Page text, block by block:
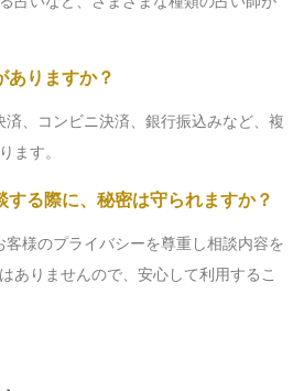
ありますか？
済、コンビニ決済、銀行振込みなど、複
ます。
する際に、秘密は守られますか？
客様のプライバシーを尊重し相談内容を
ありませんので、安心して利用するこ